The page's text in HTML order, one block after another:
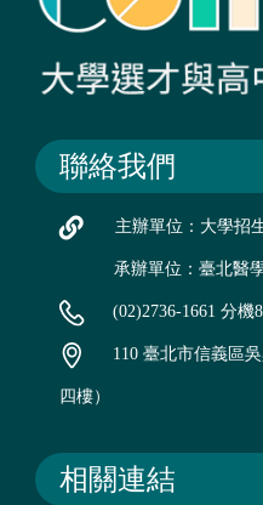
聯絡我們
主辦單位：大學招
承辦單位：臺北醫
(02)2736-1661 分機
110 臺北市信義區
四樓）
相關連結